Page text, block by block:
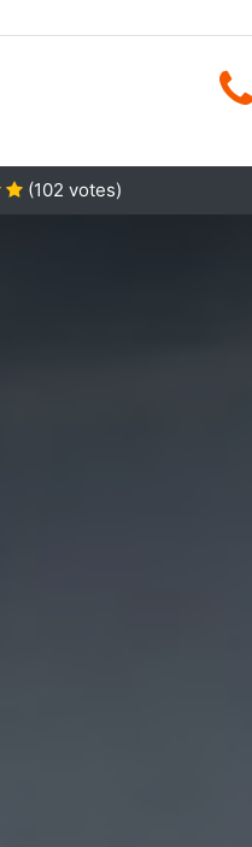
(102 votes)